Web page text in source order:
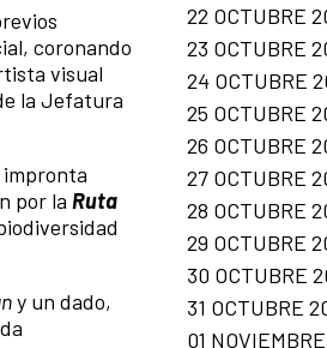
coronando
visual
la Jefatura
por la Ruta
y un dado,
22 OCTUBRE
23 OCTUBRE
24 OCTUBRE
25 OCTUBRE
26 OCTUBRE
27 OCTUBRE
28 OCTUBRE
29 OCTUBRE
30 OCTUBRE
31 OCTUBRE
01